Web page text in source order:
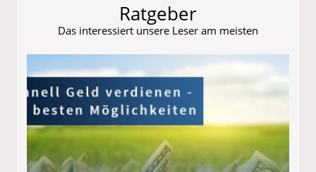
Ratgeber
Das interessiert unsere Leser am meisten